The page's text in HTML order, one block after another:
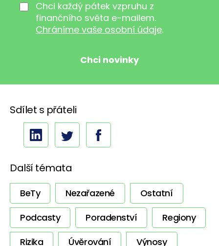
Chci každý pátek vzpruhu z
finančního světa e-mailem.
Chráníme vaše osobní údaje.
Sdílet s přáteli
Další témata
BeTy Nezařazené
Ostatní
Podcasty
Poradenství
Regiony
Rizika
Úvěrování
Výnosy